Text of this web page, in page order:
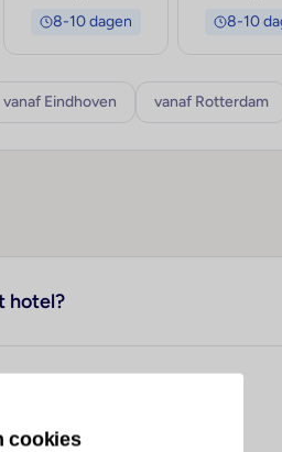
8-10 dagen 8-10
vanaf Eindhoven vanaf Rotterdam
hotel?
cookies